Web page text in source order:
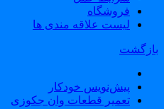
فروشگاه
لیست علاقه مندی ها
پیش‌نویس خودکار
تعمیر قطعات وان جکوزی